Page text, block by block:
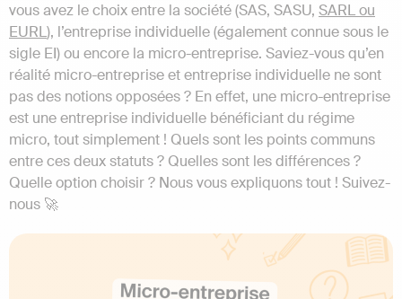
vous avez le choix entre la société (SAS, SASU, SARL ou
EURL), l’entreprise individuelle (également connue sous le
sigle EI) ou encore la micro-entreprise. Saviez-vous qu’en
réalité micro-entreprise et entreprise individuelle ne sont
pas des notions opposées ? En effet, une micro-entreprise
est une entreprise individuelle bénéficiant du régime
micro, tout simplement ! Quels sont les points communs
entre ces deux statuts ? Quelles sont les différences ?
Quelle option choisir ? Nous vous expliquons tout ! Suivez-
nous 🚀